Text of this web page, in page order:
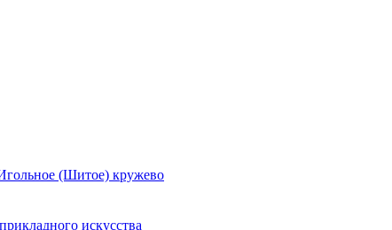
(Шитое) кружево
искусства